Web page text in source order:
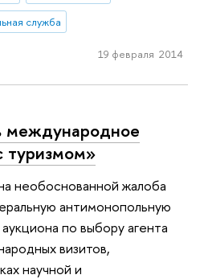
служба
19 февраля 2014
международное
туризмом»
необоснованной жалоба
антимонопольную
по выбору агента
визитов,
научной и